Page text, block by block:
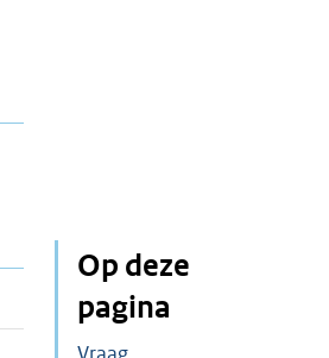
Op deze
pagina